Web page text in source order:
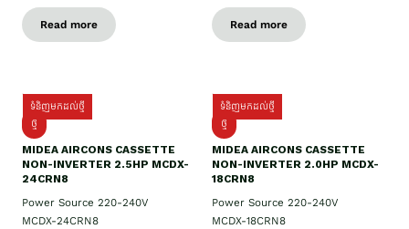
Read more Read more
ទំនិញមកដល់ថ្មី
ថ្មី
MIDEA AIRCONS CASSETTE
NON-INVERTER 2.5HP MCDX-
24CRN8
Power Source 220-240V
MCDX-24CRN8
ទំនិញមកដល់ថ្មី
ថ្មី
MIDEA AIRCONS CASSETTE
NON-INVERTER 2.0HP MCDX-
18CRN8
Power Source 220-240V
MCDX-18CRN8